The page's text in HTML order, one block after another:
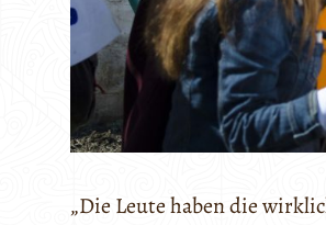
„Die Leute haben die